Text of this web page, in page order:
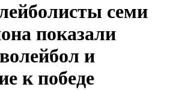
семи
показали
и
к победе